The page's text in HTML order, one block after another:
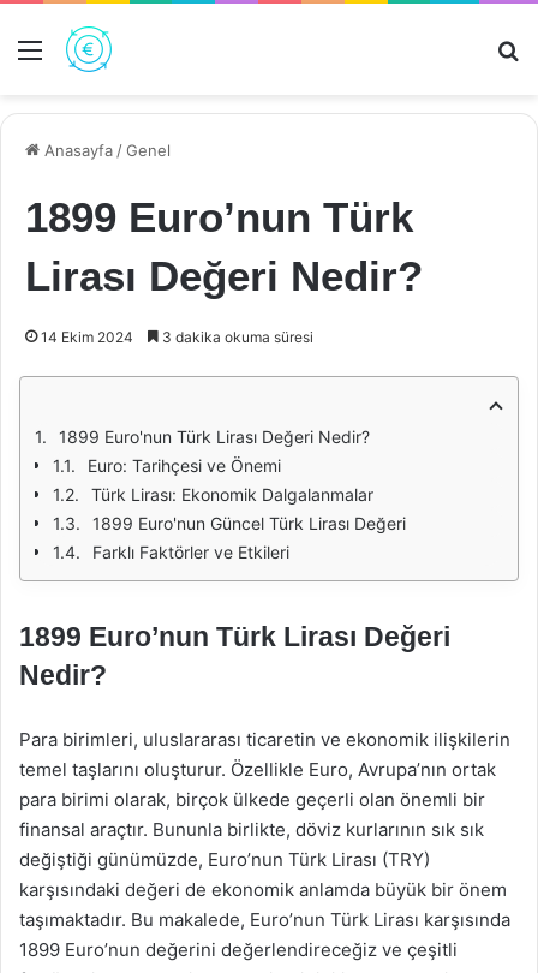
Menü
Anasayfa /Genel
1899 Euro’nun Türk
Lirası Değeri Nedir?
14 Ekim 2024 3 dakika okuma süresi
1899 Euro'nun Türk Lirası Değeri Nedir?
Euro: Tarihçesi ve Önemi
Türk Lirası: Ekonomik Dalgalanmalar
1899 Euro'nun Güncel Türk Lirası Değeri
Farklı Faktörler ve Etkileri
1899 Euro’nun Türk Lirası Değeri
Nedir?
Para birimleri, uluslararası ticaretin ve ekonomik ilişkilerin
temel taşlarını oluşturur. Özellikle Euro, Avrupa’nın ortak
para birimi olarak, birçok ülkede geçerli olan önemli bir
finansal araçtır. Bununla birlikte, döviz kurlarının sık sık
değiştiği günümüzde, Euro’nun Türk Lirası (TRY)
karşısındaki değeri de ekonomik anlamda büyük bir önem
taşımaktadır. Bu makalede, Euro’nun Türk Lirası karşısında
1899 Euro’nun değerini değerlendireceğiz ve çeşitli